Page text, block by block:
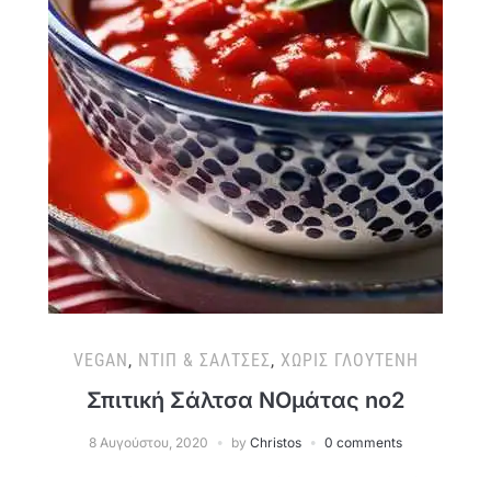
VEGAN, ΝΤΙΠ & ΣΆΛΤΣΕΣ, ΧΩΡΊΣ ΓΛΟΥΤΈΝΗ
Σπιτική Σάλτσα NOμάτας no2
8 Αυγούστου, 2020 by Christos 0 comments